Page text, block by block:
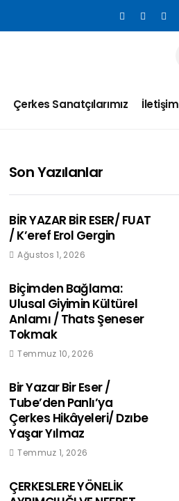
Çerkes Sanatçılarımız İletişim
Son Yazılanlar
BİR YAZAR BİR ESER/ FUAT
/ K’eref Erol Gergin
Ağustos 1, 2026
Biçimden Bağlama:
Ulusal Giyimin Kültürel
Anlamı / Thats Şeneser
Tokmak
Temmuz 10, 2026
Bir Yazar Bir Eser /
Tube’den Panlı’ya
Çerkes Hikâyeleri/ Dzıbe
Yaşar Yılmaz
Temmuz 1, 2026
ÇERKESLERE YÖNELİK